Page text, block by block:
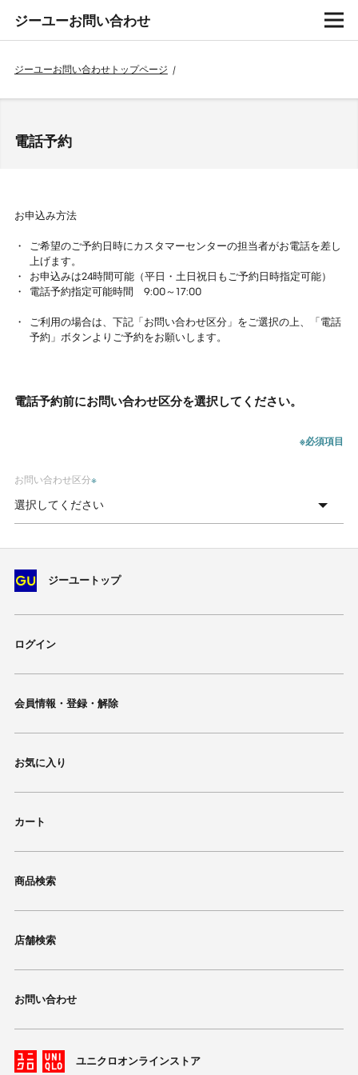
ジーユーお問い合わせ
ジーユーお問い合わせトップページ /
電話予約
お申込み方法
ご希望のご予約日時にカスタマーセンターの担当者がお電話を差し
上げます。
お申込みは24時間可能（平日・土日祝日もご予約日時指定可能）
電話予約指定可能時間 9:00～17:00
ご利用の場合は、下記「お問い合わせ区分」をご選択の上、「電話
予約」ボタンよりご予約をお願いします。
電話予約前にお問い合わせ区分を選択してください。
※必須項目
お問い合わせ区分※
ジーユートップ
ログイン
会員情報・登録・解除
お気に入り
カート
商品検索
店舗検索
お問い合わせ
ユニクロオンラインストア